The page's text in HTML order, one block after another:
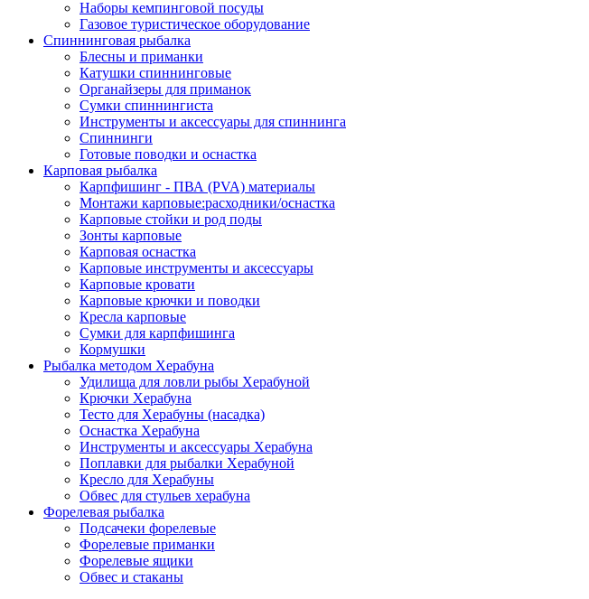
Наборы кемпинговой посуды
Газовое туристическое оборудование
Спиннинговая рыбалка
Блесны и приманки
Катушки спиннинговые
Органайзеры для приманок
Сумки спиннингиста
Инструменты и аксессуары для спиннинга
Спиннинги
Готовые поводки и оснастка
Карповая рыбалка
Карпфишинг - ПВА (PVA) материалы
Монтажи карповые:расходники/оснастка
Карповые стойки и род поды
Зонты карповые
Карповая оснастка
Карповые инструменты и аксессуары
Карповые кровати
Карповые крючки и поводки
Кресла карповые
Сумки для карпфишинга
Кормушки
Рыбалка методом Херабуна
Удилища для ловли рыбы Херабуной
Крючки Херабуна
Тесто для Херабуны (насадка)
Оснастка Херабуна
Инструменты и аксессуары Херабуна
Поплавки для рыбалки Херабуной
Кресло для Херабуны
Обвес для стульев херабуна
Форелевая рыбалка
Подсачеки форелевые
Форелевые приманки
Форелевые ящики
Обвес и стаканы